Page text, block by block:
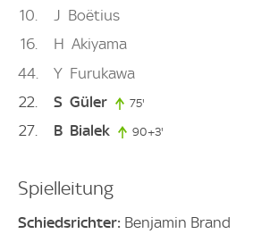
10
J Boëtius
16
H Akiyama
44
Y Furukawa
22
S Güler 75'
27 B Bialek 90+3'
Spielleitung
Schiedsrichter: Benjamin Brand